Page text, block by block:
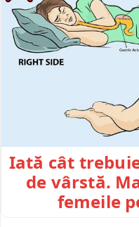
Iată cât
de vârstă.
femeile